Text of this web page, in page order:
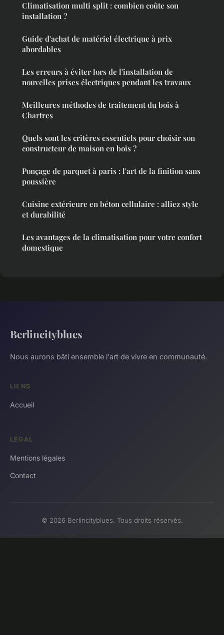
Climatisation multi split : combien coûte son
installation ?
Guide d'achat de matériel électrique à prix
abordables
Les erreurs à éviter lors de l'installation de
nouvelles prises électriques pendant les travaux
Meilleures méthodes de traitement du bois à
Chartres
Quels sont les critères essentiels pour choisir son
constructeur de maison en bois ?
Ponçage de parquet à paris : l'art de la finition sans
poussière
Cuisine extérieure en béton cellulaire : alliez style
et durabilité
Les avantages de la climatisation pour votre confort
domestique
Berlincityblues
Nous aurons bâti ensemble l'art de vivre en communauté.
LIENS
Accueil
LÉGAL
Mentions légales
Contact
© 2026 Berlincityblues. Tous droits réservés.